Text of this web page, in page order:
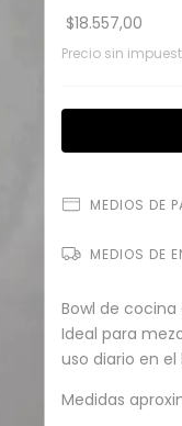
$18.557,00
Precio sin
MEDIOS DE
MEDIOS DE
Bowl de
Ideal para
uso diario en
Medidas